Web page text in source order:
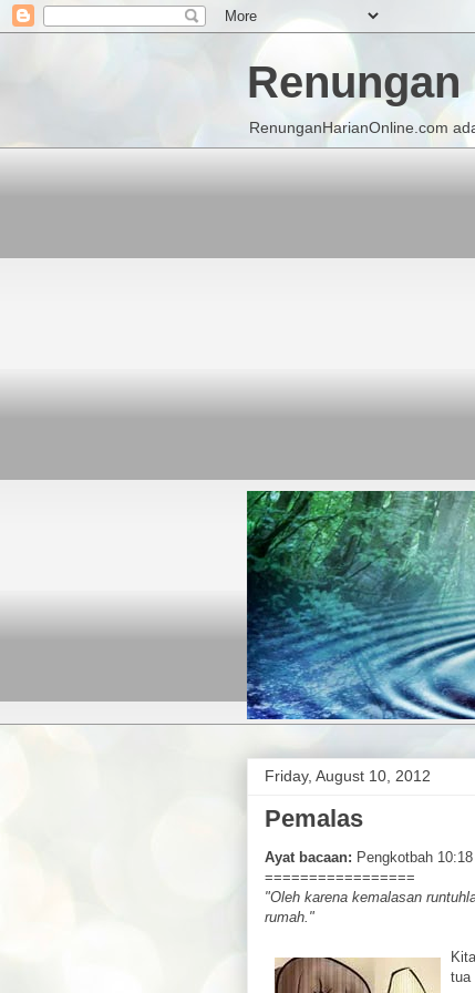
Renungan
RenunganHarianOnline.com
Friday, August 10, 2012
Pemalas
Ayat bacaan: Pengkotbah 10:18
=================
"Oleh karena kemalasan
rumah."
tua